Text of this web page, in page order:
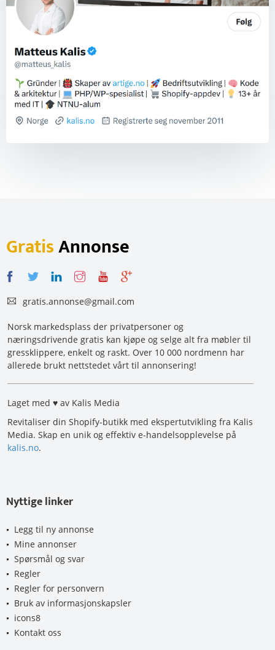
GratisAnnonse
gratis.annonse@gmail.com
Norsk markedsplass der privatpersoner og
næringsdrivende gratis kan kjøpe og selge alt fra møbler til
gressklippere, enkelt og raskt. Over 10 000 nordmenn har
allerede brukt nettstedet vårt til annonsering!
Laget med ♥ av Kalis Media
Revitaliser din Shopify-butikk med ekspertutvikling fra Kalis
Media. Skap en unik og effektiv e-handelsopplevelse på
kalis.no.
Nyttige linker
Legg til ny annonse
Mine annonser
Spørsmål og svar
Regler
Regler for personvern
Bruk av informasjonskapsler
icons8
Kontakt oss